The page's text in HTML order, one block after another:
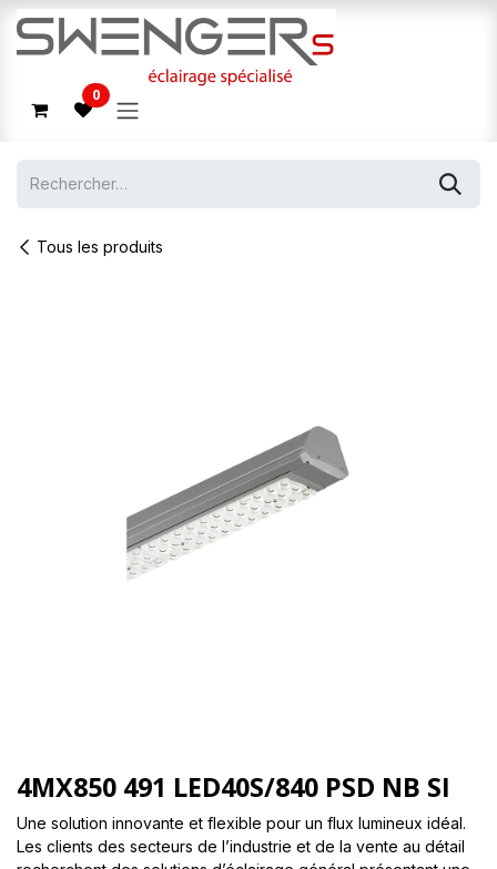
Se rendre au contenu
0
Tous les produits
4MX850 491 LED40S/840 PSD NB SI
Une solution innovante et flexible pour un flux lumineux idéal.
Les clients des secteurs de l’industrie et de la vente au détail